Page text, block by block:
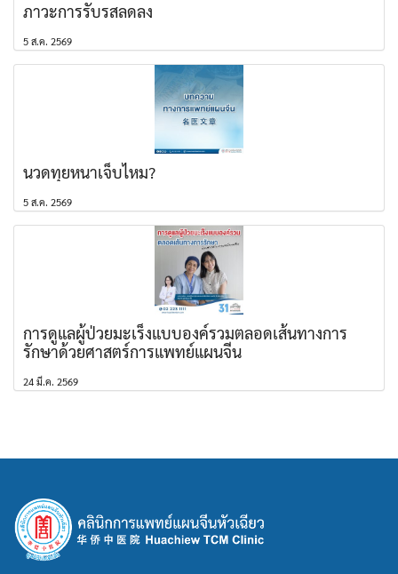
ภาวะการรับรสลดลง
5 ส.ค. 2569
นวดทุยหนาเจ็บไหม?
5 ส.ค. 2569
การดูแลผู้ป่วยมะเร็งแบบองค์รวมตลอดเส้นทางการ
รักษาด้วยศาสตร์การแพทย์แผนจีน
24 มี.ค. 2569